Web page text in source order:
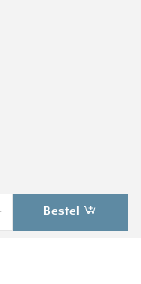
Bestel